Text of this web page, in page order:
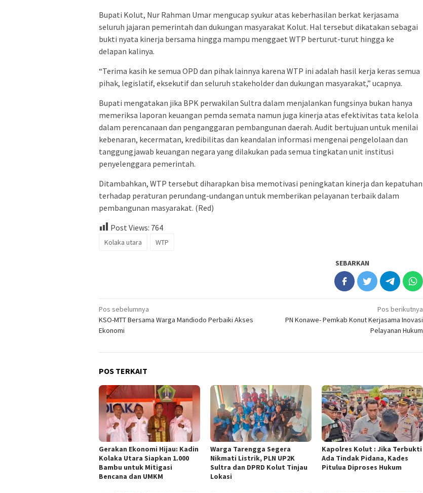
Bupati Kolut, Nur Rahman Umar mengucap syukur atas keberhasilan berkat kerjasama
seluruh jajaran pemerintah dan dukungan masyarakat Kolut. Hal tersebut dikatakan sebagai
bukti nyata kinerja bersama hingga mampu menggaet WTP berturut-turut hingga ke
delapan kalinya.
“Terima kasih ke semua OPD dan pihak lainnya karena WTP ini adalah hasil kerja keras semua
pihak, legislatif, eksekutif dan seluruh stakeholder dan dukungan masyarakat,” ucapnya.
Bupati mengatakan jika BPK perwakilan Sultra dalam menjalankan fungsinya bukan hanya
memeriksa laporan keuangan pemda semata namun juga kinerja atas efektivitas tata kelola
dalam perencanaan dan penganggaran pembangunan daerah. Audit bertujuan untuk menilai
kebenaran, kecermatan, kredibilitas dan keandalan informasi mengenai pengelolaan dan
tanggungjawab keuangan negara yang dilakukan pada semua tingkatan unit institusi
penyelenggara pemerintah.
Ditambahkan, WTP tersebut diharapkan bisa memotivasi peningkatan kinerja dan kepatuhan
terhadap peraturan perundang-undangan untuk memberikan pelayanan terbaik dalam
pembangunan masyarakat. (Red)
Post Views: 764
Kolaka utara WTP
SEBARKAN
Navigasi
pos
Pos sebelumnya
KSO-MTT Bersama Warga Mandiodo Perbaiki Akses
Ekonomi
Pos berikutnya
PN Konawe- Pemkab Konut Kerjasama Inovasi
Pelayanan Hukum
POS TERKAIT
Gerakan Ekonomi Hijau: Kadin
Kolaka Utara Siapkan 1.000
Bambu untuk Mitigasi
Bencana dan UMKM
Warga Tarengga Segera
Nikmati Listrik, PLN UP2K
Sultra dan DPRD Kolut Tinjau
Lokasi
Kapolres Kolut : Jika Terbukti
Ada Tindak Pidana, Kades
Pitulua Diproses Hukum